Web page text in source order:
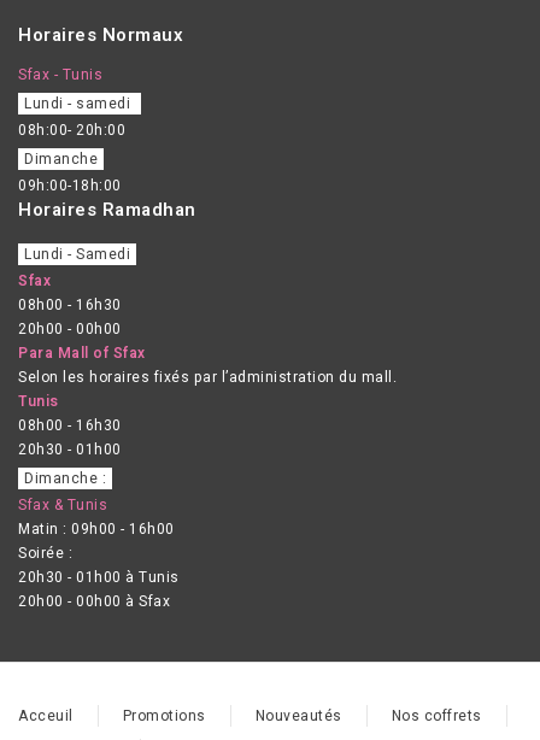
Horaires Normaux
Sfax - Tunis
Lundi - samedi
08h:00- 20h:00
Dimanche
09h:00-18h:00
Horaires Ramadhan
Lundi - Samedi
Sfax
08h00 - 16h30
20h00 - 00h00
Para Mall of Sfax
Selon les horaires fixés par l’administration du mall.
Tunis
08h00 - 16h30
20h30 - 01h00
Dimanche :
Sfax & Tunis
Matin : 09h00 - 16h00
Soirée :
20h30 - 01h00 à Tunis
20h00 - 00h00 à Sfax
Acceuil Promotions Nouveautés
Nos coffrets